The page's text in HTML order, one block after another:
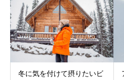
冬に気を付けて摂りたいビ